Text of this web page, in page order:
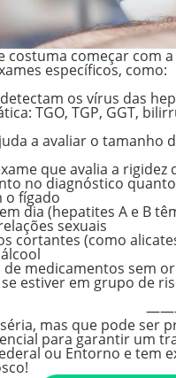
costuma começar com
específicos, como:
os vírus das
TGO, TGP, GGT,
a avaliar o
que avalia a
no diagnóstico
o fígado
dia (hepatites A e B
sexuais
cortantes (como
medicamentos sem
se estiver em grupo de
mas que pode ser
para garantir um
ou Entorno e tem